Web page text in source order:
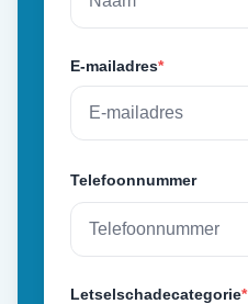
E-mailadres*
Telefoonnummer
Letselschadecategorie*